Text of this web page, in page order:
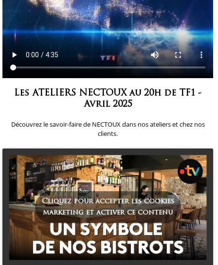
Les ATELIERS NECTOUX au 20h de TF1 -
Avril 2025
Découvrez le savoir-faire de NECTOUX dans nos ateliers et chez nos
clients.
Cliquez pour accepter les cookies
marketing et activer ce contenu